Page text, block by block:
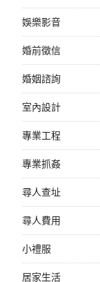
娛樂影音
婚前徵信
婚姻諮詢
室內設計
專業工程
專業抓姦
尋人查址
尋人費用
小禮服
居家生活